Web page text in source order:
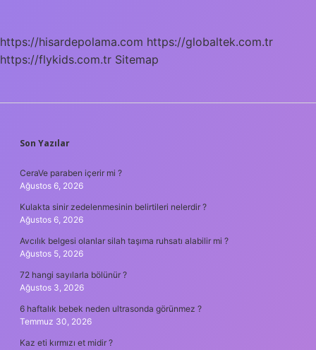
https://hisardepolama.com https://globaltek.com.tr
https://flykids.com.tr Sitemap
SIDEBAR
Son Yazılar
CeraVe paraben içerir mi ?
Ağustos 6, 2026
Kulakta sinir zedelenmesinin belirtileri nelerdir ?
Ağustos 6, 2026
Avcılık belgesi olanlar silah taşıma ruhsatı alabilir mi ?
Ağustos 5, 2026
72 hangi sayılarla bölünür ?
Ağustos 3, 2026
6 haftalık bebek neden ultrasonda görünmez ?
Temmuz 30, 2026
Kaz eti kırmızı et midir ?